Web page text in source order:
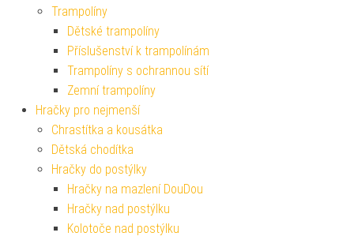
Trampolíny
Dětské trampolíny
Příslušenství k trampolínám
Trampolíny s ochrannou sítí
Zemní trampolíny
Hračky pro nejmenší
Chrastítka a kousátka
Dětská chodítka
Hračky do postýlky
Hračky na mazlení DouDou
Hračky nad postýlku
Kolotoče nad postýlku